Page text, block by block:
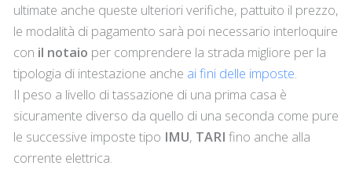
ultimate anche queste ulteriori verifiche, pattuito il prezzo,
le modalità di pagamento sarà poi necessario interloquire
con il notaio per comprendere la strada migliore per la
tipologia di intestazione anche ai fini delle imposte.
Il peso a livello di tassazione di una prima casa è
sicuramente diverso da quello di una seconda come pure
le successive imposte tipo IMU, TARI fino anche alla
corrente elettrica.